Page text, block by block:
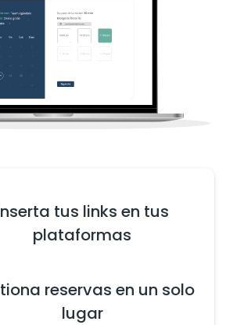
tus links en tus
plataformas
reservas en un solo
lugar